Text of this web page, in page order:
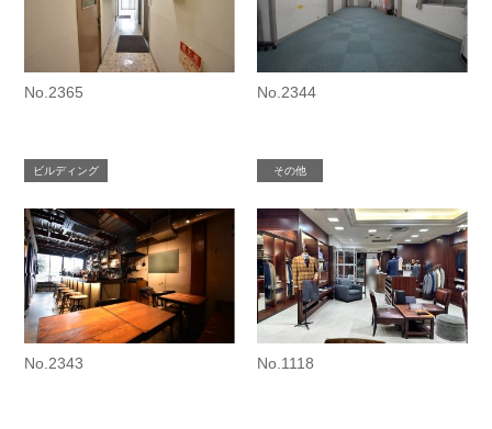
No.2365
ビルディング
No.2344
その他
No.2343 No.1118